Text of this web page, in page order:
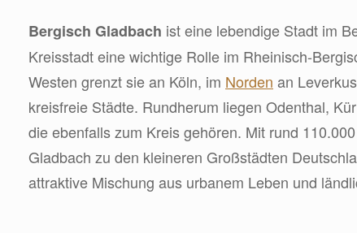
Bergisch Gladbach ist eine lebendige Stadt im
Kreisstadt eine wichtige Rolle im Rheinisch-
Westen grenzt sie an Köln, im Norden an
kreisfreie Städte. Rundherum liegen Odenthal,
die ebenfalls zum Kreis gehören. Mit rund
Gladbach zu den kleineren Großstädten
attraktive Mischung aus urbanem Leben und